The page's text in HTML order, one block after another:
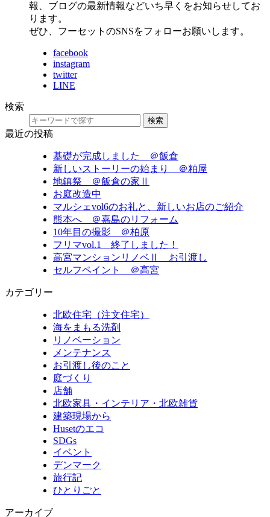
報、ブログの最新情報などいち早くをお知らせしてお
ります。
ぜひ、フーセットのSNSをフォローお願いします。
facebook
instagram
twitter
LINE
検索
検索
最近の投稿
基礎が完成しました ＠飯倉
新しいストーリーの始まり ＠粕屋
地鎮祭 ＠飯倉の家Ⅱ
お庭改造中
マルシェvol6のお礼と、新しいお店のご紹介
熊本へ ＠嘉島のリフォーム
10年目の撮影 ＠柏原
フリマvol.1 終了しました！
高宮マンションリノベⅡ お引渡し
セルフペイント ＠高宮
カテゴリー
北欧住宅（注文住宅）
海をまもる洗剤
リノベーション
メンテナンス
お引渡し後のこと
庭づくり
店舗
北欧家具・インテリア・北欧雑貨
建築現場から
Husetのエコ
SDGs
イベント
デンマーク
旅行記
ひとりごと
アーカイブ